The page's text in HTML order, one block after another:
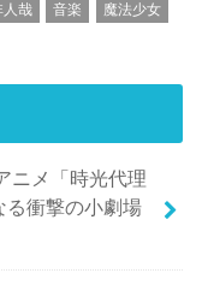
人哉 音楽 魔法少女
ニメ「時光代理
る衝撃の小劇場